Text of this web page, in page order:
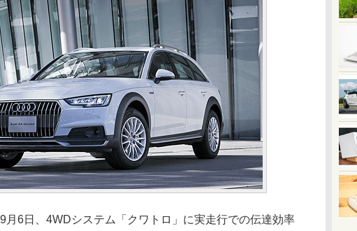
6日、4WDシステム「クワトロ」に実走行での伝達効率